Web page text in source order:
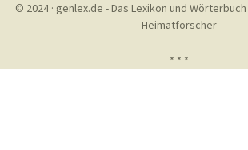
© 2024 · genlex.de - Das Lexikon und
Heimatforscher
* * *